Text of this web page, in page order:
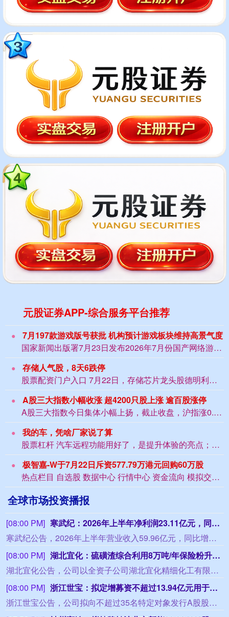
元股证券APP-综合服务平台推荐
7月197款游戏版号获批 机构预计游戏板块维持高景气度
国家新闻出版署7月23日发布2026年7月份国产网络游戏审批信息股票开户，共19...
存储人气股，8天6跌停
股票配资门户入口 7月22日，存储芯片龙头股德明利股价低开，盘中震荡下挫，午后该...
A股三大指数小幅收涨 超4200只股上涨 逾百股涨停
A股三大指数今日集体小幅上扬，截止收盘，沪指涨0.25%，收报3876.78点；...
我的车，凭啥厂家说了算
股票杠杆 汽车远程功能用好了，是提升体验的亮点；可一旦失当，也容易成为点燃用户不...
极智嘉-W于7月22日斥资577.79万港元回购60万股
热点栏目 自选股 数据中心 行情中心 资金流向 模拟交易 客户端 极智嘉-W（0...
全球市场投资播报
[08:00 PM]
寒武纪：2026年上半年净利润23.11亿元，同比增122.61%
寒武纪公告，2026年上半年营业收入59.96亿元，同比增长108.13%。归属于上市公司股东的净利润23.11亿元，同比增长122.61%，上年同期净利润10.38亿元。扣非净利润21.66亿元，同比增长137.30%。本报告期不进行利润分配或公积金转增股本。
[08:00 PM]
湖北宜化：硫磺渣综合利用8万吨/年保险粉升级改造项目投产
湖北宜化公告，公司以全资子公司湖北宜化精细化工有限公司为实施主体，建设硫磺渣综合利用年产8万吨保险粉升级改造项目，截至本公告披露日，保险粉项目的生产装置和配套设施均已建成，经相关主管部门审核后，近期已安全顺利投产，生产负荷稳步提升，产能逐步释放。
[08:00 PM]
浙江世宝：拟定增募资不超过13.94亿元用于汽车线控转向等项目
浙江世宝公告，公司拟向不超过35名特定对象发行A股股票，募集资金总额不超过13.94亿元（含本数），扣除发行费用后拟用于汽车线控转向系统产业化建设项目（56,230.00万元）、乘用车新一代智能上转系统产业化建设项目（43,800.00万元）、汽车电子PPK产品智能化技术改造项目（10,000.00万元）、线控转向及角模块系统研发能力建设改造提升项目（9,370.00万元）及补充流动资金（20,000.00万元）。该方案已获董事会审议通过，尚需股东会审议、深交所审核及中国证监会注册。